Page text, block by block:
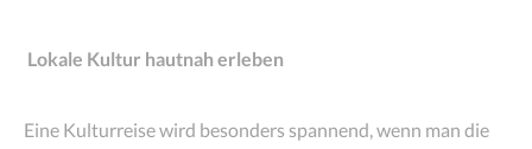
Lokale Kultur hautnah erleben
Eine Kulturreise wird besonders spannend, wenn man die